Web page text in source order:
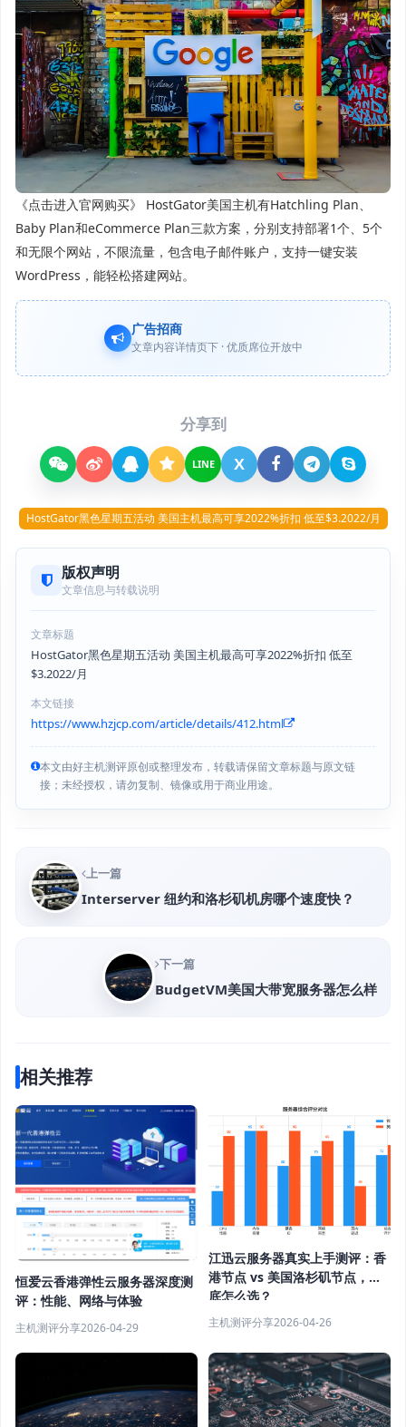
《点击进入官网购买》 HostGator美国主机有Hatchling Plan、
Baby Plan和eCommerce Plan三款方案，分别支持部署1个、5个
和无限个网站，不限流量，包含电子邮件账户，支持一键安装
WordPress，能轻松搭建网站。
广告招商
文章内容详情页下 · 优质席位开放中
分享到
LINE X
HostGator黑色星期五活动 美国主机最高可享2022%折扣 低至$3.2022/月
版权声明
文章信息与转载说明
文章标题
HostGator黑色星期五活动 美国主机最高可享2022%折扣 低至
$3.2022/月
本文链接
https://www.hzjcp.com/article/details/412.html
本文由好主机测评原创或整理发布，转载请保留文章标题与原文链
接；未经授权，请勿复制、镜像或用于商业用途。
上一篇
Interserver 纽约和洛杉矶机房哪个速度快？
下一篇
BudgetVM美国大带宽服务器怎么样
相关推荐
恒爱云香港弹性云服务器深度测
评：性能、网络与体验
主机测评分享2026-04-29
江迅云服务器真实上手测评：香
港节点 vs 美国洛杉矶节点，到
底怎么选？
主机测评分享2026-04-26